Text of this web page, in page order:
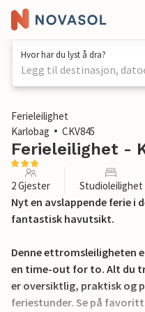
Hvor har du lyst å dra?
Legg til destinasjon,
1 / 19
Ferieleilighet
Karlobag
CKV845
Ferieleilighet -
2 Gjester Studioleilighet
Nyt en avslappende ferie i
fantastisk havutsikt.
Denne ettromsleiligheten
en time-out for to. Alt du
er oversiktlig, praktisk og
feriestunder. Se på